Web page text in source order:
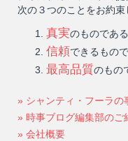
次の３つのことをお約束
真実のものであ
信頼できるもの
最高品質のもの
» シャンティ・フーラの
» 時事ブログ編集部のご
» 会社概要